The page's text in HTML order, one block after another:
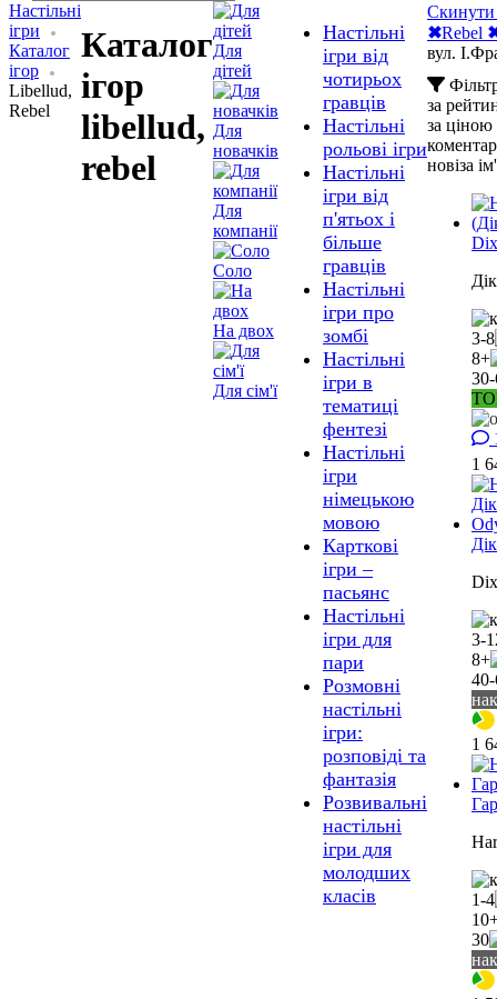
Настільні
ігри
Каталог
ігор
Libellud,
Rebel
Каталог
ігор
libellud,
rebel
Для
дітей
Для
новачків
Для
компанії
Соло
На двох
Для сім'ї
Настільні
ігри від
чотирьох
гравців
Настільні
рольові ігри
Настільні
ігри від
п'ятьох і
більше
гравців
Настільні
ігри про
зомбі
Настільні
ігри в
тематиці
фентезі
Настільні
ігри
німецькою
мовою
Карткові
ігри –
пасьянс
Настільні
ігри для
пари
Розмовні
настільні
ігри:
розповіді та
фантазія
Розвивальні
настільні
ігри для
молодших
класів
Скинути
✖Rebel
вул.
за
за ціною
новіза
3-8
8+
1
3-
8+
1
1-4
30